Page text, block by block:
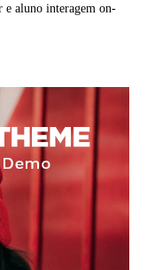
e aluno interagem on-